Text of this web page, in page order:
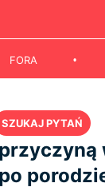
FORA
SZUKAJ PYTAŃ